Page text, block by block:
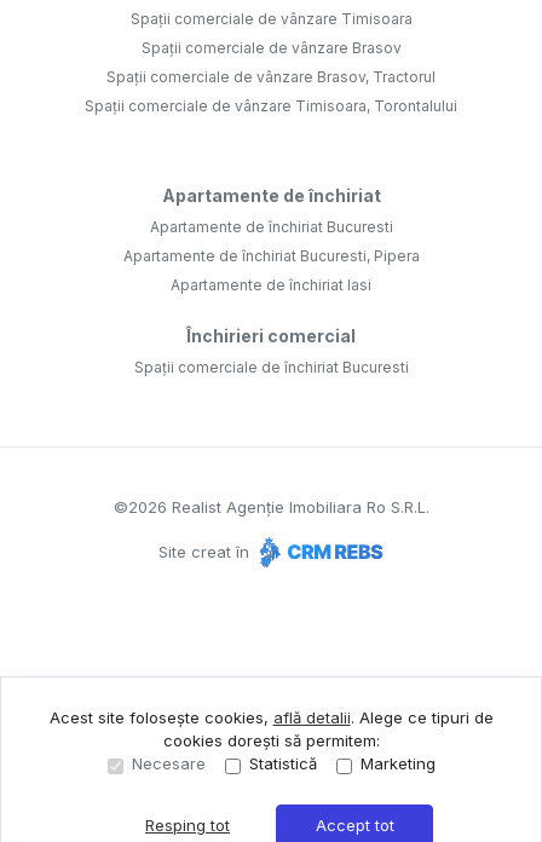
Spații comerciale de vânzare Timisoara
Spații comerciale de vânzare Brasov
Spații comerciale de vânzare Brasov, Tractorul
Spații comerciale de vânzare Timisoara, Torontalului
Apartamente de închiriat
Apartamente de închiriat Bucuresti
Apartamente de închiriat Bucuresti, Pipera
Apartamente de închiriat Iasi
Închirieri comercial
Spații comerciale de închiriat Bucuresti
©2026 Realist Agenție Imobiliara Ro S.R.L.
Site creat în
Acest site folosește cookies, află detalii. Alege ce tipuri de
cookies dorești să permitem:
Necesare
Statistică Marketing
Resping tot Accept tot